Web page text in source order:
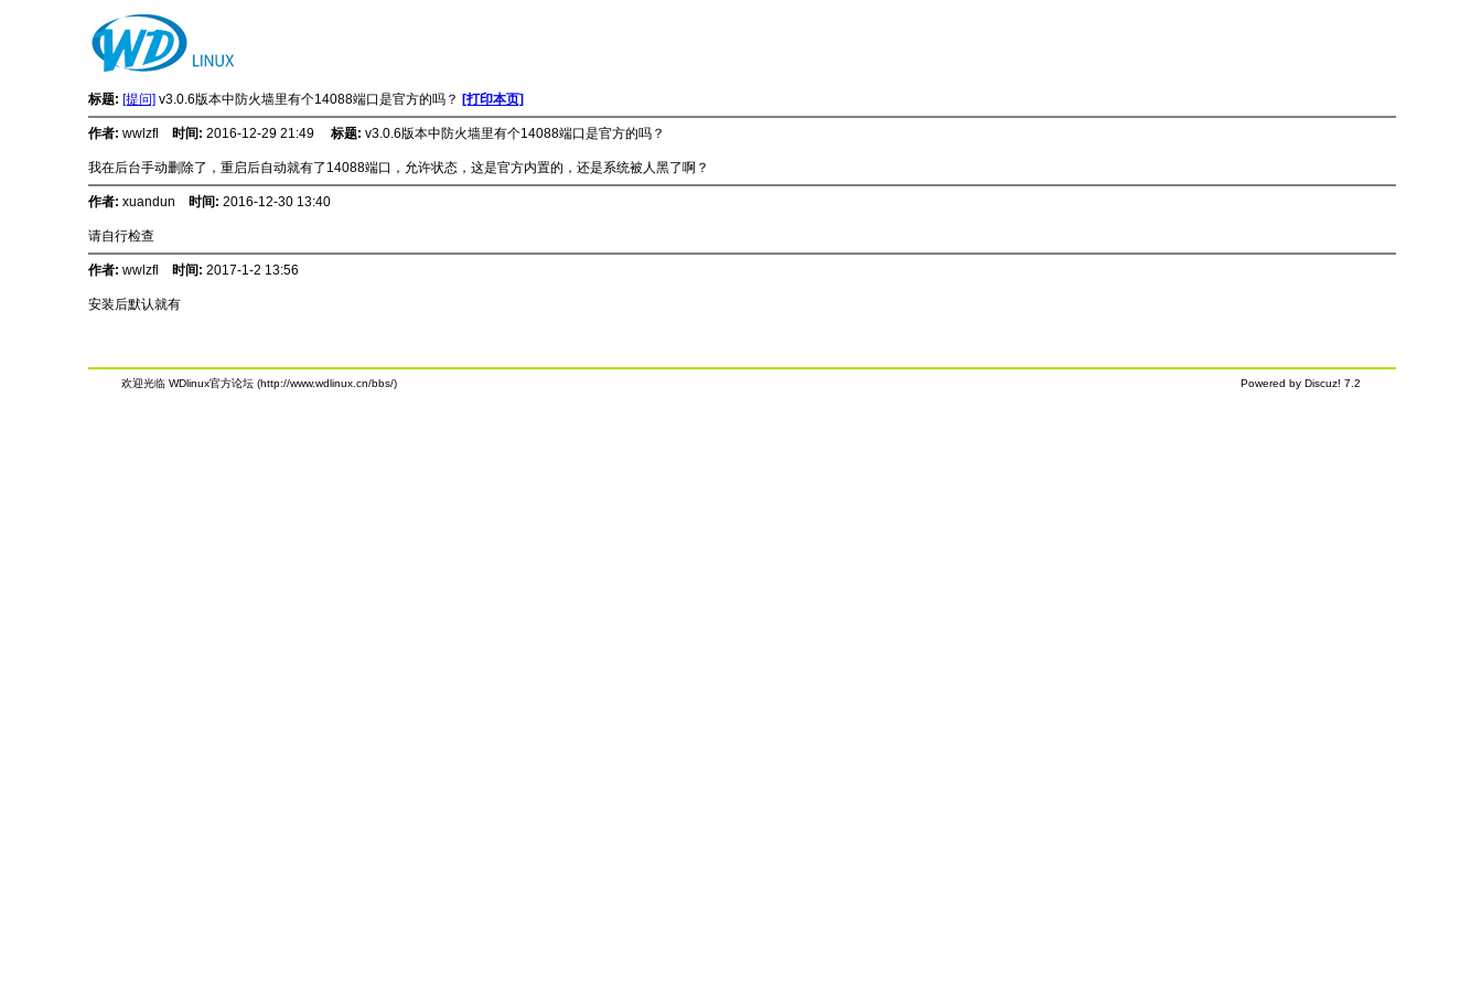
标题: [提问] v3.0.6版本中防火墙里有个14088端口是官方的吗？ [打印本页]
作者: wwlzfl 时间: 2016-12-29 21:49 标题: v3.0.6版本中防火墙里有个14088端口是官方的吗？
我在后台手动删除了，重启后自动就有了14088端口，允许状态，这是官方内置的，还是系统被人黑了啊？
作者: xuandun 时间: 2016-12-30 13:40
请自行检查
作者: wwlzfl 时间: 2017-1-2 13:56
安装后默认就有
欢迎光临 WDlinux官方论坛 (http://www.wdlinux.cn/bbs/) Powered by Discuz! 7.2